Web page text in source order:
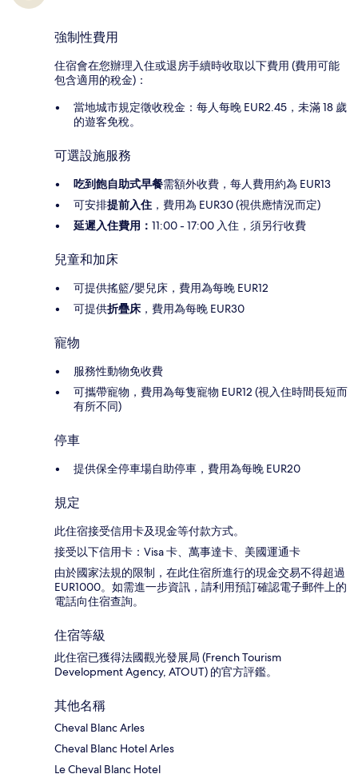
強制性費用
住宿會在您辦理入住或退房手續時收取以下費用 (費用可能
包含適用的稅金)：
當地城市規定徵收稅金：每人每晚 EUR2.45，未滿 18 歲
的遊客免稅。
可選設施服務
吃到飽自助式早餐需額外收費，每人費用約為 EUR13
可安排提前入住 ，費用為 EUR30 (視供應情況而定)
延遲入住費用： 11:00 - 17:00 入住，須另行收費
兒童和加床
可提供搖籃/嬰兒床，費用為每晚 EUR12
可提供折疊床 ，費用為每晚 EUR30
寵物
服務性動物免收費
可攜帶寵物，費用為每隻寵物 EUR12 (視入住時間長短而
有所不同)
停車
提供保全停車場自助停車，費用為每晚 EUR20
規定
此住宿接受信用卡及現金等付款方式。
接受以下信用卡：Visa 卡、萬事達卡、美國運通卡
由於國家法規的限制，在此住宿所進行的現金交易不得超過
EUR1000。如需進一步資訊，請利用預訂確認電子郵件上的
電話向住宿查詢。
住宿等級
此住宿已獲得法國觀光發展局 (French Tourism
Development Agency, ATOUT) 的官方評鑑。
其他名稱
Cheval Blanc Arles
Cheval Blanc Hotel Arles
Le Cheval Blanc Hotel